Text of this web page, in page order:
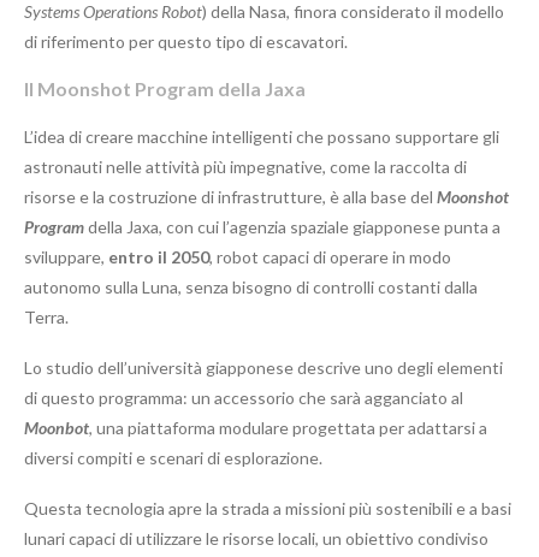
Systems Operations Robot) della Nasa, finora considerato il modello
di riferimento per questo tipo di escavatori.
Il Moonshot Program della Jaxa
L’idea di creare macchine intelligenti che possano supportare gli
astronauti nelle attività più impegnative, come la raccolta di
risorse e la costruzione di infrastrutture, è alla base del Moonshot
Programdella Jaxa, con cui l’agenzia spaziale giapponese punta a
sviluppare, entro il 2050, robot capaci di operare in modo
autonomo sulla Luna, senza bisogno di controlli costanti dalla
Terra.
Lo studio dell’università giapponese descrive uno degli elementi
di questo programma: un accessorio che sarà agganciato al
Moonbot, una piattaforma modulare progettata per adattarsi a
diversi compiti e scenari di esplorazione.
Questa tecnologia apre la strada a missioni più sostenibili e a basi
lunari capaci di utilizzare le risorse locali, un obiettivo condiviso